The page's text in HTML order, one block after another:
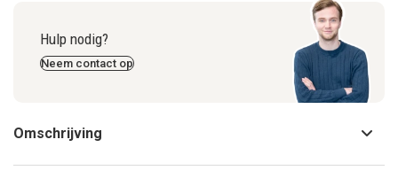
Hulp nodig?
Neem contact op
Omschrijving